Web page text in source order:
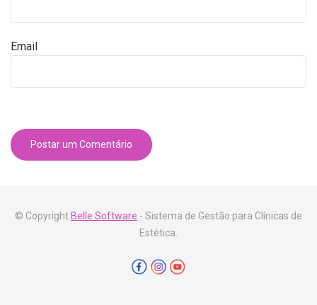
Email
© Copyright Belle Software - Sistema de Gestão para Clínicas de
Estética.